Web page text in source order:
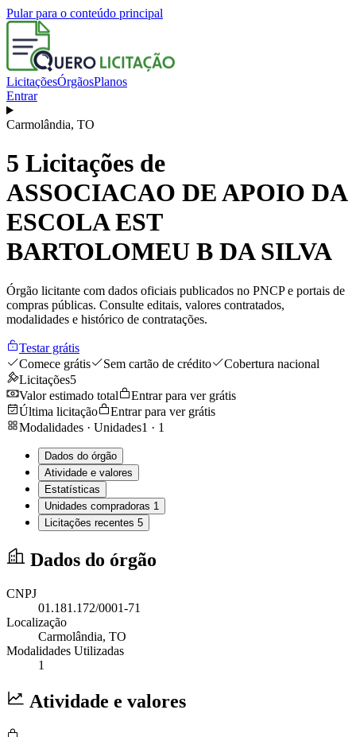
Pular para o conteúdo principal
LicitaçõesÓrgãosPlanos
Entrar
Carmolândia, TO
5 Licitações de
ASSOCIACAO DE APOIO DA
ESCOLA EST
BARTOLOMEU B DA SILVA
Órgão licitante com dados oficiais publicados no PNCP e portais de
compras públicas. Consulte editais, valores contratados,
modalidades e histórico de contratações.
Testar grátis
Comece grátis
Sem cartão de crédito
Cobertura nacional
Licitações5
Valor estimado total
Entrar para ver grátis
Última licitação
Entrar para ver grátis
Modalidades · Unidades1 · 1
Dados do órgão
Atividade e valores
Estatísticas
Unidades compradoras 1
Licitações recentes 5
Dados do órgão
CNPJ
01.181.172/0001-71
Localização
Carmolândia, TO
Modalidades Utilizadas
1
Atividade e valores